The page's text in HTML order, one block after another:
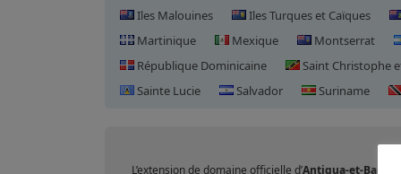
Iles Malouines
Iles Turques et Caïques
Martinique
Mexique Montserrat
République Dominicaine
Saint Christophe
Sainte Lucie
Salvador Suriname
L’extension de domaine officielle d’Antigua-et-Barbuda